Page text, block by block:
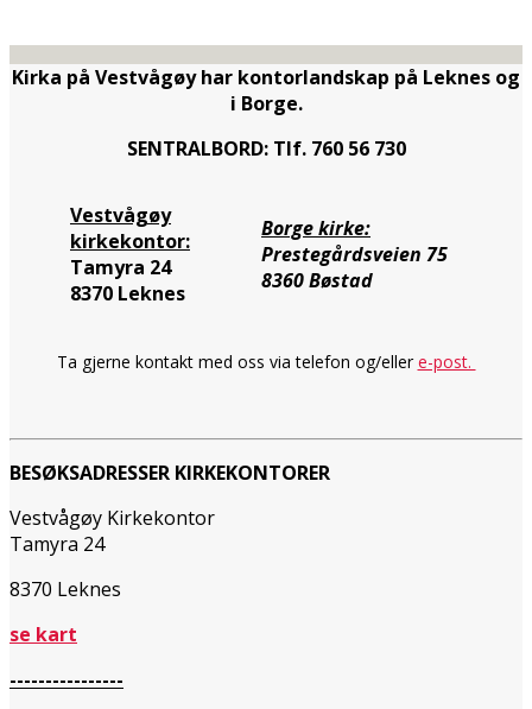
Kirka på Vestvågøy har kontorlandskap på Leknes og
i Borge.
SENTRALBORD: Tlf. 760 56 730
Vestvågøy
kirkekontor:
Tamyra 24
8370 Leknes
Borge kirke:
Prestegårdsveien 75
8360 Bøstad
Ta gjerne kontakt med oss via telefon og/ellere-post.
BESØKSADRESSER KIRKEKONTORER
Vestvågøy Kirkekontor
Tamyra 24
8370 Leknes
se kart
----------------